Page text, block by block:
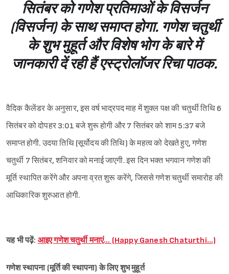
सितंबर को गणेश प्रतिमाओं के विसर्जन
(विसर्जन) के साथ समाप्त होगा. गणेश चतुर्थी
के शुभ मुहूर्त और विशेष भोग के बारे में
जानकारी दें रही हैं एस्ट्रोलॉजर रिचा पाठक.
वैदिक कैलेंडर के अनुसार, इस वर्ष भाद्रपद माह में शुक्ल पक्ष की चतुर्थी तिथि 6
सितंबर को दोपहर 3:01 बजे शुरू होगी और 7 सितंबर को शाम 5:37 बजे
समाप्त होगी. उदया तिथि (सूर्योदय की तिथि) के महत्व को देखते हुए, गणेश
चतुर्थी 7 सितंबर, शनिवार को मनाई जाएगी. इस दिन भक्त भगवान गणेश की
मूर्ति स्थापित करेंगे और अपना व्रत शुरू करेंगे, जिससे गणेश चतुर्थी समारोह की
आधिकारिक शुरुआत होगी.
यह भी पढ़ें: आइए गणेश चतुर्थी मनाएं… (Happy Ganesh Chaturthi…)
गणेश स्थापना (मूर्ति की स्थापना) के लिए शुभ मुहूर्त